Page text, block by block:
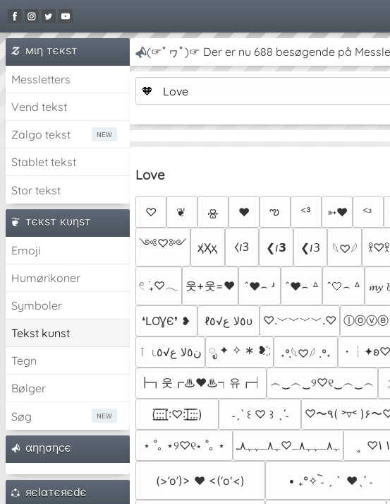
мιη тєкѕт
Messletters
Vend tekst
Zalgo tekst
Stablet tekst
Stor tekst
тєкѕт кυηѕт
Emoji
Humørikoner
Symboler
Tekst kunst
Tegn
Bølger
Søg
αηησηcє
яєlαтєяєdє
(☞ﾟヮﾟ)☞ Der er nu 688 besøgende på
🧡
Love
Love
♡ ❦ 🝮 ♥︎ ఌ︎ ᑉ³ ➳♥ ᑉᶟ
༺♡༻ ҳ̸Ҳ̸ҳ ⧼𐒃𝟥 ❮𐒃𝟯 ❮𐒃𝟥 𓆩♡𓆪 𖨆♡𖨆
𓏲 ࣪₊♡𓂃 웃+웃=❤ ҄ˆ❤⌢ ʴ ҄ˆ❤⌢ ᐞ ҄ˆ🤍⌢ ᐞ 𝓶𝔂
❛ԼƠƔЄ❜ ❥ ℓ٥ﻻ ﻉ√٥υ ♡.﹀﹀﹀﹀.♡
ن٥ﻻ ﻉ√٥ﺎ ٱ ೃ ✦ ✧ ∗ ❥ ҉ ˖°.𓆩♡𓆪 .°˖ ・
┣┓웃┏♨❤♨┑유┏┥ ︵‿︵‿୨♡୧‿︵‿︵
(:̲̅:̲̅:̲̅[̲̅:♡:]̲̅:̲̅:̲̅:̲̅) ˗ˏˋ ꒰ ♡ ꒱ ˎˊ˗ ٩( ˃▿˂ )۶〜♡
⋆ ˚｡ ⋆୨♡୧⋆ ˚｡ ⋆ ﮩ٨ـﮩﮩ٨ـ♡ﮩ٨ـﮩﮩ٨ـ
(>’o’)> ♥ <(‘o'<) • ₊°✧︡ ˗ ˏ ˋ  ❤ˎˊ ˗